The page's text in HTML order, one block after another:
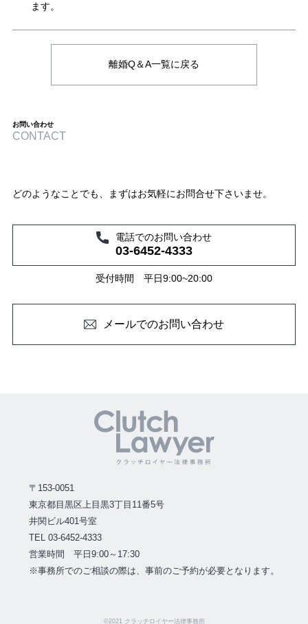
ます。
離婚Q＆A一覧に戻る
お問い合わせ
CONTACT
どのようなことでも、まずはお気軽にお問合せ下さいませ。
電話でのお問い合わせ
03-6452-4333
受付時間 平日9:00~20:00
メールでのお問い合わせ
〒153-0051
東京都目黒区上目黒3丁目11番5号
井関ビル401号室
TEL 03-6452-4333
営業時間 平日9:00～17:30
※事務所でのご相談の際は、事前のご予約が必要となります。
©2021 クラッチロイヤー法律事務所